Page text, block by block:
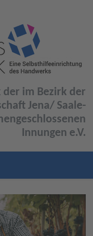
der im Bezirk der
Jena/ Saale-
Innungen e.V.